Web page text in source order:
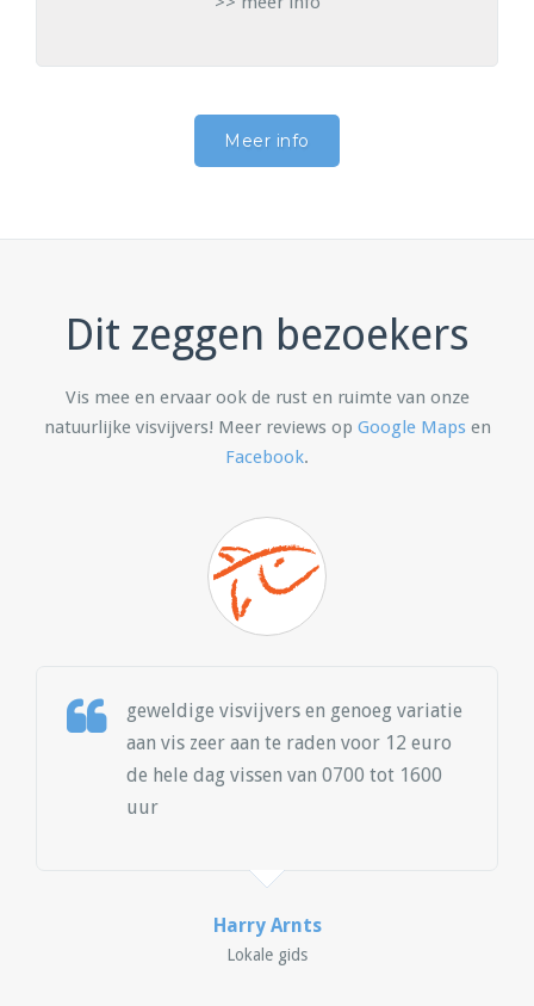
Meer info
Dit zeggen bezoekers
Vis mee en ervaar ook de rust en ruimte van onze
natuurlijke visvijvers! Meer reviews op Google Mapsen
Facebook.
geweldige visvijvers en genoeg variatie
aan vis zeer aan te raden voor 12 euro
de hele dag vissen van 0700 tot 1600
uur
Harry Arnts
Lokale gids